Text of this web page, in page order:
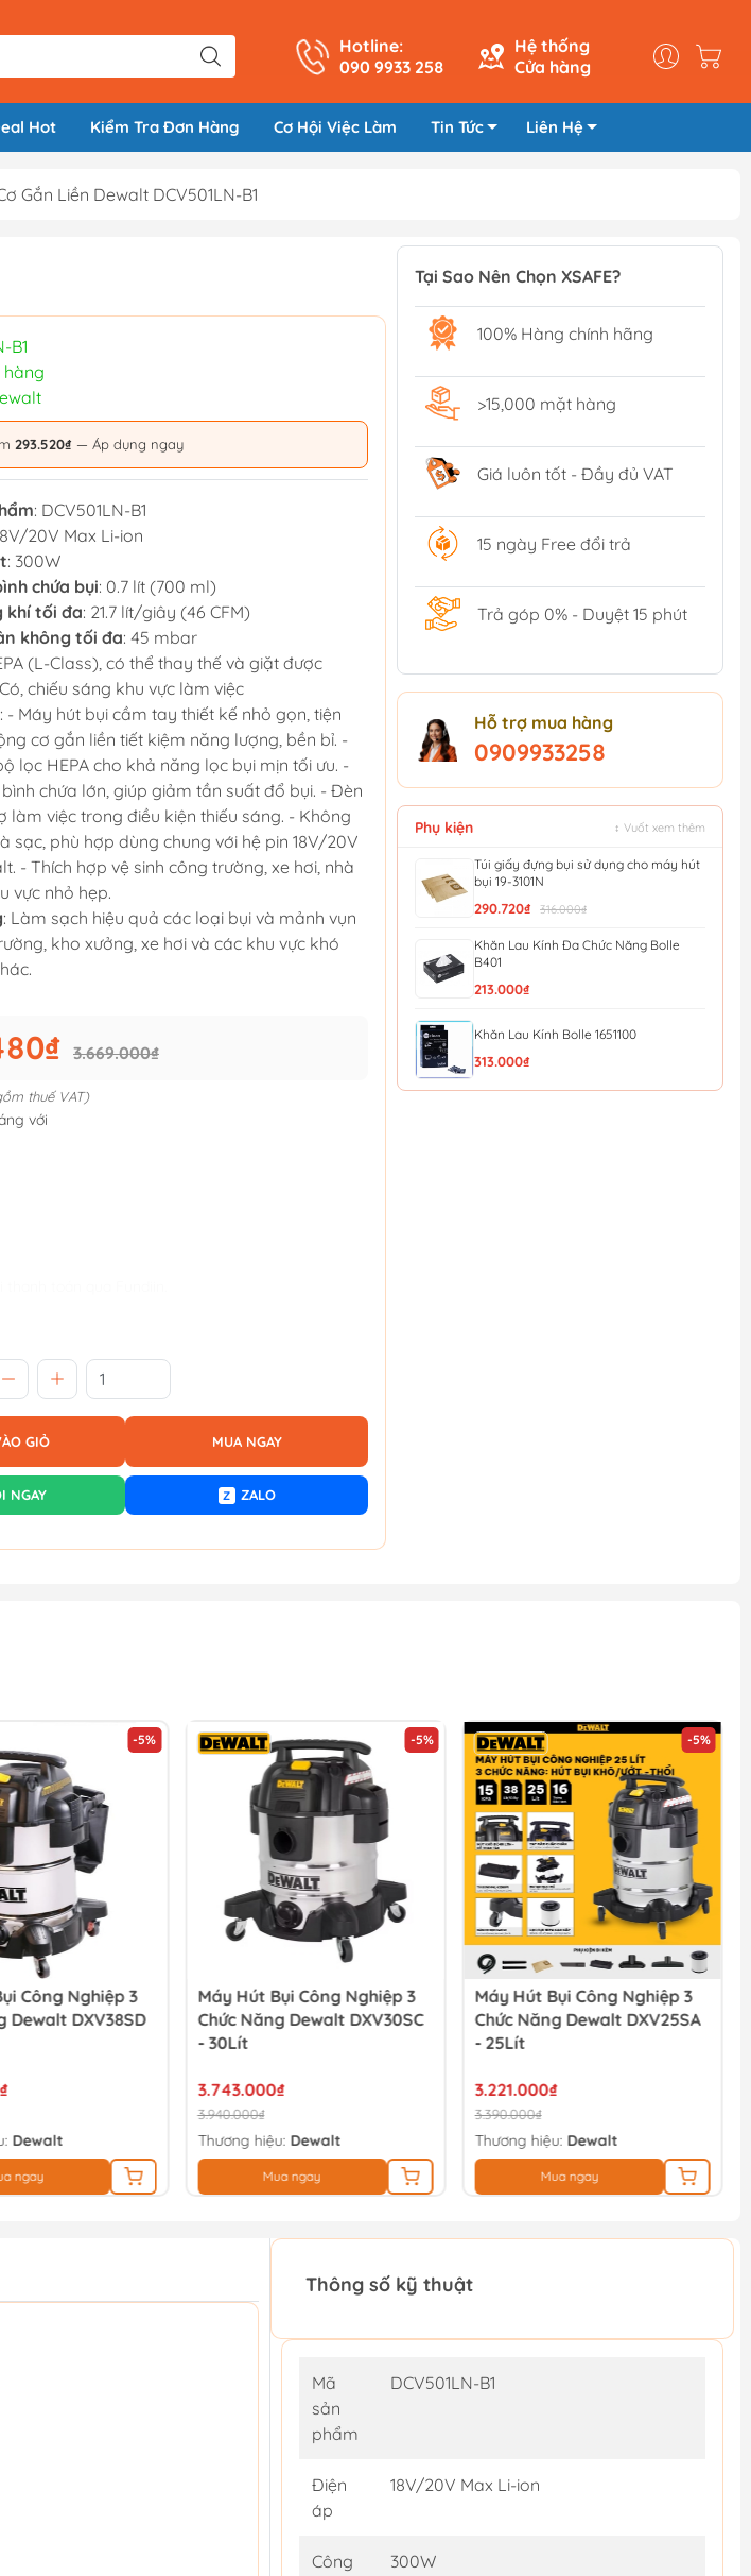
Hotline:
090 9933 258
Hệ thống
Cửa hàng
Hot Kiểm Tra Đơn Hàng Cơ Hội Việc Làm Tin Tức Liên Hệ
Gắn Liền Dewalt DCV501LN-B1
B1
hàng
293.520₫ — Áp dụng ngay
: DCV501LN-B1
20V Max Li-ion
: 300W
chứa bụi: 0.7 lít (700 ml)
khí tối đa: 21.7 lít/giây (46 CFM)
không tối đa: 45 mbar
(L-Class), có thể thay thế và giặt được
chiếu sáng khu vực làm việc
: - Máy hút bụi cầm tay thiết kế nhỏ gọn, tiện
cơ gắn liền tiết kiệm năng lượng, bền bỉ. -
lọc HEPA cho khả năng lọc bụi mịn tối ưu. -
chứa lớn, giúp giảm tần suất đổ bụi. - Đèn
làm việc trong điều kiện thiếu sáng. - Không
sạc, phù hợp dùng chung với hệ pin 18V/20V
- Thích hợp vệ sinh công trường, xe hơi, nhà
vực nhỏ hẹp.
: Làm sạch hiệu quả các loại bụi và mảnh vụn
kho xưởng, xe hơi và các khu vực khó
3.669.000₫
thuế VAT)
với
GIỎ MUA NGAY
NGAY Z ZALO
Tại Sao Nên Chọn XSAFE?
100% Hàng chính hãng
>15,000 mặt hàng
Giá luôn tốt - Đầy đủ VAT
15 ngày Free đổi trả
Trả góp 0% - Duyệt 15 phút
Hỗ trợ mua hàng
0909933258
Phụ kiện ↕ Vuốt xem thêm
Túi giấy đựng bụi sử dụng cho máy hút
bụi 19-3101N
290.720₫ 316.000₫
Khăn Lau Kính Đa Chức Năng Bolle
B401
213.000₫
Khăn Lau Kính Bolle 1651100
313.000₫
-5%
Công Nghiệp 3
Dewalt
ngay
-5%
Máy Hút Bụi Công Nghiệp 3
Chức Năng Dewalt DXV30SC
- 30Lít
3.743.000₫
3.940.000₫
Thương hiệu: Dewalt
Mua ngay
-5%
Máy Hút Bụi Công Nghiệp 3
Chức Năng Dewalt DXV25SA
- 25Lít
3.221.000₫
3.390.000₫
Thương hiệu: Dewalt
Mua ngay
Thông số kỹ thuật
Mã
sản
phẩm
DCV501LN-B1
Điện
áp
18V/20V Max Li-ion
Công
300W